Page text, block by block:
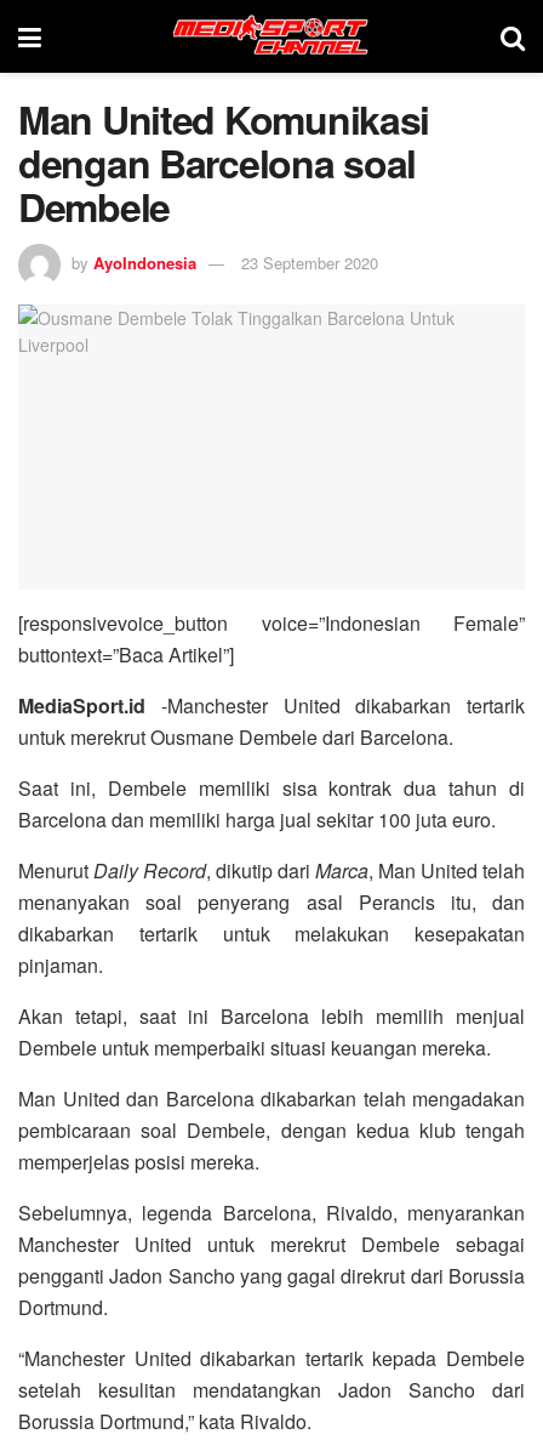
Man United Komunikasi
dengan Barcelona soal
Dembele
by AyoIndonesia 23 September 2020
[responsivevoice_button voice=”Indonesian Female”
buttontext=”Baca Artikel”]
MediaSport.id -Manchester United dikabarkan tertarik
untuk merekrut Ousmane Dembele dari Barcelona.
Saat ini, Dembele memiliki sisa kontrak dua tahun di
Barcelona dan memiliki harga jual sekitar 100 juta euro.
MenurutDaily Record, dikutip dari Marca, Man United telah
menanyakan soal penyerang asal Perancis itu, dan
dikabarkan tertarik untuk melakukan kesepakatan
pinjaman.
Akan tetapi, saat ini Barcelona lebih memilih menjual
Dembele untuk memperbaiki situasi keuangan mereka.
Man United dan Barcelona dikabarkan telah mengadakan
pembicaraan soal Dembele, dengan kedua klub tengah
memperjelas posisi mereka.
Sebelumnya, legenda Barcelona, Rivaldo, menyarankan
Manchester United untuk merekrut Dembele sebagai
pengganti Jadon Sancho yang gagal direkrut dari Borussia
Dortmund.
“Manchester United dikabarkan tertarik kepada Dembele
setelah kesulitan mendatangkan Jadon Sancho dari
Borussia Dortmund,” kata Rivaldo.